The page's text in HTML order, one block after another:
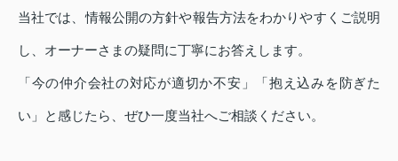
当社では、情報公開の方針や報告方法をわかりやすくご説明
し、オーナーさまの疑問に丁寧にお答えします。
「今の仲介会社の対応が適切か不安」「抱え込みを防ぎた
い」と感じたら、ぜひ一度当社へご相談ください。